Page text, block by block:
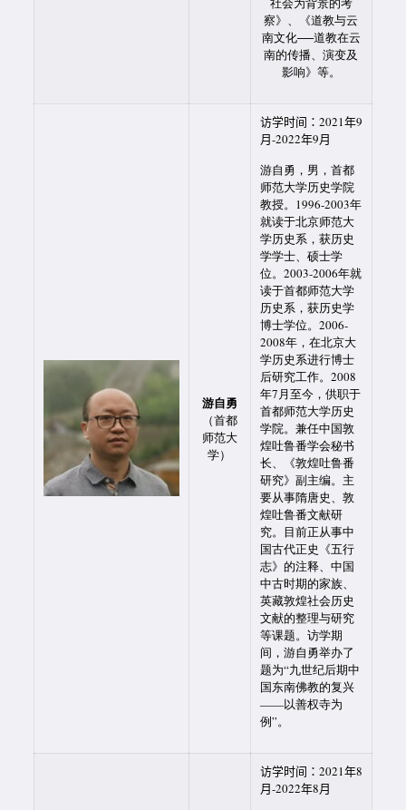
察》、《道教与云
南文化──道教在云
南的传播、演变及
影响》等。
游自勇
（首都
师范大
学）
访学时间：2021年9
月-2022年9月
游自勇，男，首都
师范大学历史学院
教授。1996-2003年
就读于北京师范大
学历史系，获历史
学学士、硕士学
位。2003-2006年就
读于首都师范大学
历史系，获历史学
博士学位。2006-
2008年，在北京大
学历史系进行博士
后研究工作。2008
年7月至今，供职于
首都师范大学历史
学院。兼任中国敦
煌吐鲁番学会秘书
长、《敦煌吐鲁番
研究》副主编。主
要从事隋唐史、敦
煌吐鲁番文献研
究。目前正从事中
国古代正史《五行
志》的注释、中国
中古时期的家族、
英藏敦煌社会历史
文献的整理与研究
等课题。访学期
间，游自勇举办了
题为“九世纪后期中
国东南佛教的复兴
——以善权寺为
例”。
访学时间：2021年8
月-2022年8月